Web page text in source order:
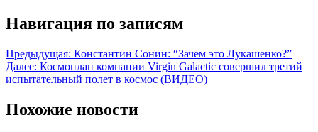
Навигация по записям
Предыдущая: Константин Сонин: “Зачем это Лукашенко?”
Далее: Космоплан компании Virgin Galactic совершил третий
испытательный полет в космос (ВИДЕО)
Похожие новости